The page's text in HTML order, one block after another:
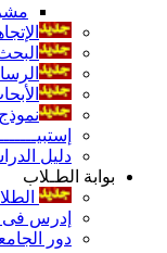
دليل
بوابة الطـلاب
إدرس فى
دور